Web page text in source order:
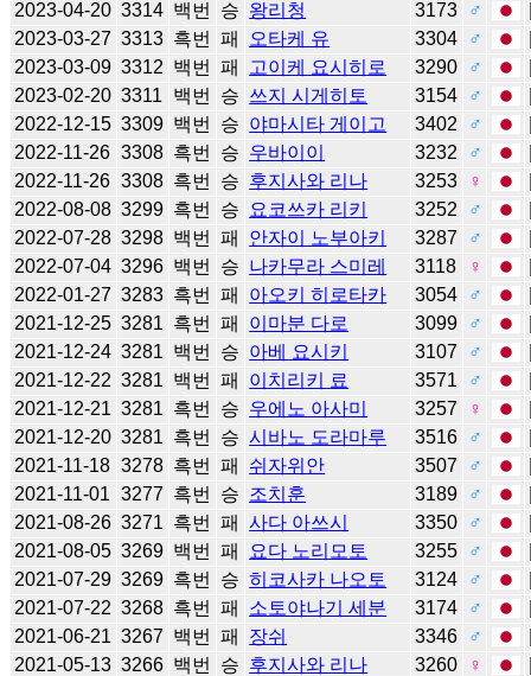
2023-04-20 3314 백번 승 왕리청 3173 ♂
2023-03-27 3313 흑번 패 오타케 유 3304 ♂
2023-03-09 3312 백번 패 고이케 요시히로 3290 ♂
2023-02-20 3311 백번 승 쓰지 시게히토 3154 ♂
2022-12-15 3309 백번 승 야마시타 게이고 3402 ♂
2022-11-26 3308 흑번 승 우바이이 3232 ♂
2022-11-26 3308 흑번 승 후지사와 리나 3253 ♀
2022-08-08 3299 흑번 승 요코쓰카 리키 3252 ♂
2022-07-28 3298 백번 패 안자이 노부아키 3287 ♂
2022-07-04 3296 백번 승 나카무라 스미레 3118 ♀
2022-01-27 3283 흑번 패 아오키 히로타카 3054 ♂
2021-12-25 3281 흑번 패 이마분 다로 3099 ♂
2021-12-24 3281 백번 승 아베 요시키 3107 ♂
2021-12-22 3281 백번 패 이치리키 료 3571 ♂
2021-12-21 3281 흑번 승 우에노 아사미 3257 ♀
2021-12-20 3281 흑번 승 시바노 도라마루 3516 ♂
2021-11-18 3278 흑번 패 쉬자위안 3507 ♂
2021-11-01 3277 흑번 승 조치훈 3189 ♂
2021-08-26 3271 흑번 패 사다 아쓰시 3350 ♂
2021-08-05 3269 백번 패 요다 노리모토 3255 ♂
2021-07-29 3269 흑번 승 히코사카 나오토 3124 ♂
2021-07-22 3268 흑번 패 소토야나기 세분 3174 ♂
2021-06-21 3267 백번 패 장쉬 3346 ♂
2021-05-13 3266 백번 승 후지사와 리나 3260 ♀